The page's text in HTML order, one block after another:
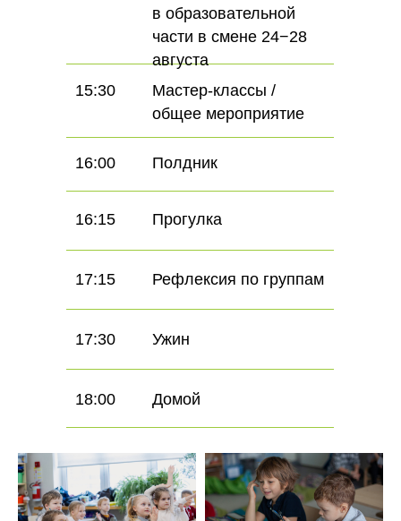
18:00 Домой
17:15
17:30
Рефлексия по группам
Ужин
16:15 Прогулка
16:00 Полдник
в образовательной
части в смене 24−28
августа
15:30
Мастер-классы /
общее мероприятие